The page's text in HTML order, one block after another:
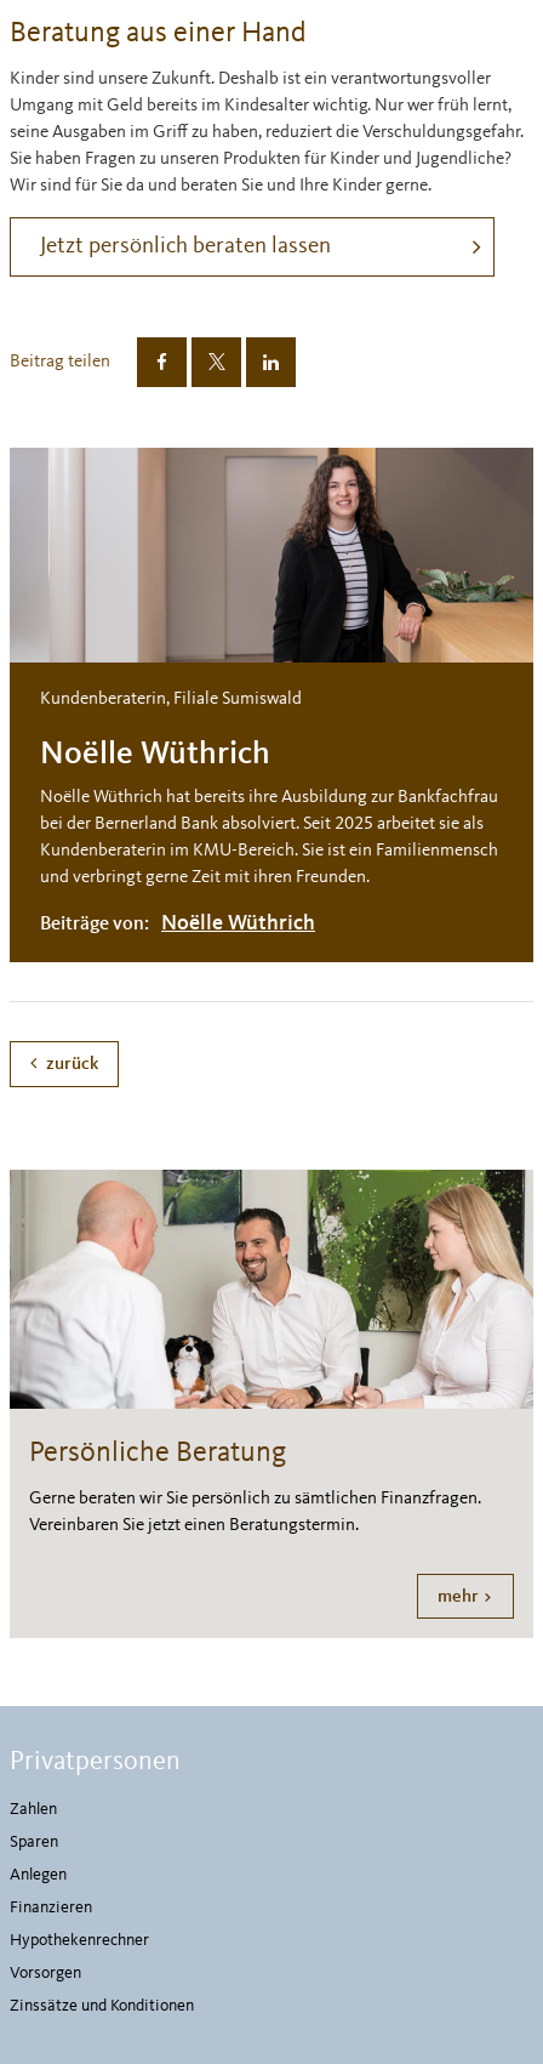
Beratung aus einer Hand
Kinder sind unsere Zukunft. Deshalb ist ein verantwortungsvoller
Umgang mit Geld bereits im Kindesalter wichtig. Nur wer früh lernt,
seine Ausgaben im Griff zu haben, reduziert die Verschuldungsgefahr.
Sie haben Fragen zu unseren Produkten für Kinder und Jugendliche?
Wir sind für Sie da und beraten Sie und Ihre Kinder gerne.
Jetzt persönlich beraten lassen
Beitrag teilen
Kundenberaterin, Filiale Sumiswald
Noëlle Wüthrich
Noëlle Wüthrich hat bereits ihre Ausbildung zur Bankfachfrau
bei der Bernerland Bank absolviert. Seit 2025 arbeitet sie als
Kundenberaterin im KMU-Bereich. Sie ist ein Familienmensch
und verbringt gerne Zeit mit ihren Freunden.
Beiträge von: Noëlle Wüthrich
zurück
Persönliche Beratung
Gerne beraten wir Sie persönlich zu sämtlichen Finanzfragen.
Vereinbaren Sie jetzt einen Beratungstermin.
mehr >
Privatpersonen
Zahlen
Sparen
Anlegen
Finanzieren
Hypothekenrechner
Vorsorgen
Zinssätze und Konditionen